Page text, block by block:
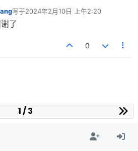
写于2024年2月10日 上午2:20
最后由 编辑
了
0
1 / 3